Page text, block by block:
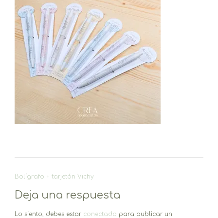
Navegación
entradas
Bolígrafo + tarjetón Vichy
Deja una respuesta
Lo siento, debes estar conectado para publicar un